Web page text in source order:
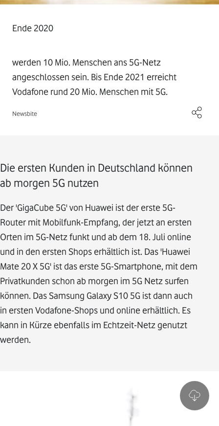
Ende 2020
werden 10 Mio. Menschen ans 5G-Netz
angeschlossen sein. Bis Ende 2021 erreicht
Vodafone rund 20 Mio. Menschen mit 5G.
Newsbite
Die ersten Kunden in Deutschland können
ab morgen 5G nutzen
Der 'GigaCube 5G' von Huawei ist der erste 5G-
Router mit Mobilfunk-Empfang, der jetzt an ersten
Orten im 5G-Netz funkt und ab dem 18. Juli online
und in den ersten Shops erhältlich ist. Das 'Huawei
Mate 20 X 5G' ist das erste 5G-Smartphone, mit dem
Privatkunden schon ab morgen im 5G Netz surfen
können. Das Samsung Galaxy S10 5G ist dann auch
in ersten Vodafone-Shops und online erhältlich. Es
kann in Kürze ebenfalls im Echtzeit-Netz genutzt
werden.